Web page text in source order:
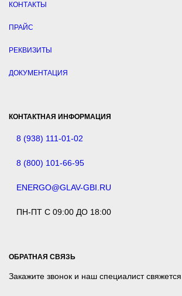
КОНТАКТЫ
ПРАЙС
РЕКВИЗИТЫ
ДОКУМЕНТАЦИЯ
КОНТАКТНАЯ ИНФОРМАЦИЯ
8 (938) 111-01-02
8 (800) 101-66-95
ENERGO@GLAV-GBI.RU
ПН-ПТ С 09:00 ДО 18:00
ОБРАТНАЯ СВЯЗЬ
Закажите звонок и наш специалист